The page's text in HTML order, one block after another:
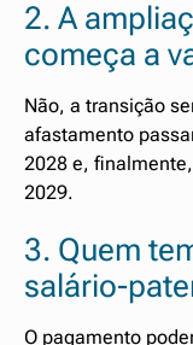
2. A
começa a
Não, a transição
afastamento
2028 e,
2029.
3. Quem
salário-
O pagamento